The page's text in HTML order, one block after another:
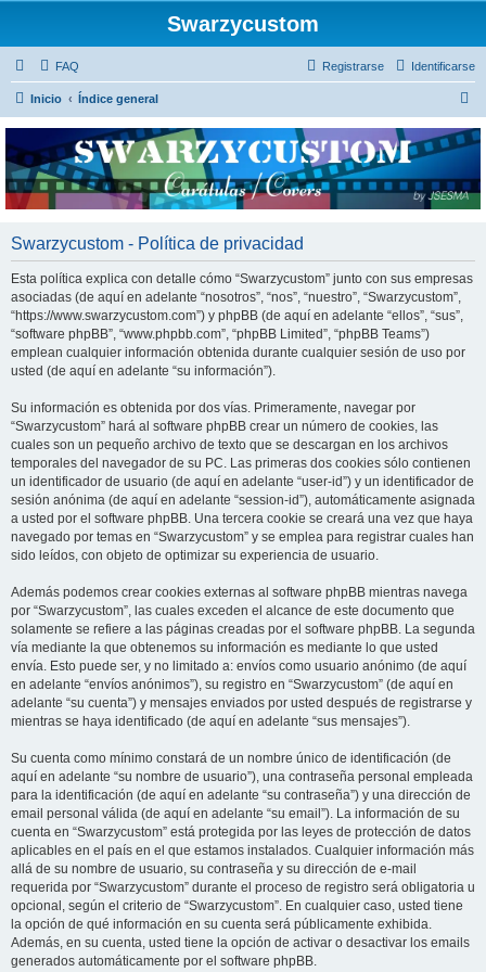
Swarzycustom
FAQ Identificarse
Registrarse
Inicio Índice general
c
Swarzycustom - Política de privacidad
Esta política explica con detalle cómo “Swarzycustom” junto con sus empresas
asociadas (de aquí en adelante “nosotros”, “nos”, “nuestro”, “Swarzycustom”,
“https://www.swarzycustom.com”) y phpBB (de aquí en adelante “ellos”, “sus”,
“software phpBB”, “www.phpbb.com”, “phpBB Limited”, “phpBB Teams”)
emplean cualquier información obtenida durante cualquier sesión de uso por
usted (de aquí en adelante “su información”).
Su información es obtenida por dos vías. Primeramente, navegar por
“Swarzycustom” hará al software phpBB crear un número de cookies, las
cuales son un pequeño archivo de texto que se descargan en los archivos
temporales del navegador de su PC. Las primeras dos cookies sólo contienen
un identificador de usuario (de aquí en adelante “user-id”) y un identificador de
sesión anónima (de aquí en adelante “session-id”), automáticamente asignada
a usted por el software phpBB. Una tercera cookie se creará una vez que haya
navegado por temas en “Swarzycustom” y se emplea para registrar cuales han
sido leídos, con objeto de optimizar su experiencia de usuario.
Además podemos crear cookies externas al software phpBB mientras navega
por “Swarzycustom”, las cuales exceden el alcance de este documento que
solamente se refiere a las páginas creadas por el software phpBB. La segunda
vía mediante la que obtenemos su información es mediante lo que usted
envía. Esto puede ser, y no limitado a: envíos como usuario anónimo (de aquí
en adelante “envíos anónimos”), su registro en “Swarzycustom” (de aquí en
adelante “su cuenta”) y mensajes enviados por usted después de registrarse y
mientras se haya identificado (de aquí en adelante “sus mensajes”).
Su cuenta como mínimo constará de un nombre único de identificación (de
aquí en adelante “su nombre de usuario”), una contraseña personal empleada
para la identificación (de aquí en adelante “su contraseña”) y una dirección de
email personal válida (de aquí en adelante “su email”). La información de su
cuenta en “Swarzycustom” está protegida por las leyes de protección de datos
aplicables en el país en el que estamos instalados. Cualquier información más
allá de su nombre de usuario, su contraseña y su dirección de e-mail
requerida por “Swarzycustom” durante el proceso de registro será obligatoria u
opcional, según el criterio de “Swarzycustom”. En cualquier caso, usted tiene
la opción de qué información en su cuenta será públicamente exhibida.
Además, en su cuenta, usted tiene la opción de activar o desactivar los emails
generados automáticamente por el software phpBB.